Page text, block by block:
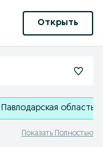
Открыть
Павлодарская область
Показать Полностью